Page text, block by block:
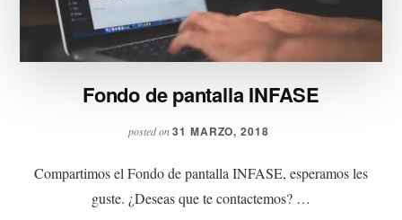
Fondo de pantalla INFASE
posted on31 MARZO, 2018
Compartimos el Fondo de pantalla INFASE, esperamos les
guste. ¿Deseas que te contactemos? …